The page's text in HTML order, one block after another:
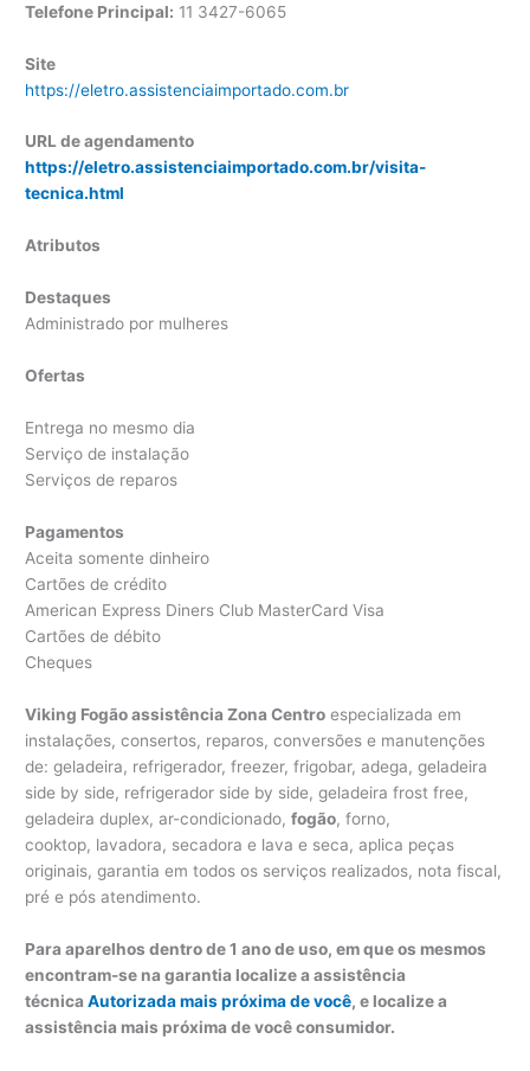
Telefone Principal: 11 3427-6065
Site
https://eletro.assistenciaimportado.com.br
URL de agendamento
https://eletro.assistenciaimportado.com.br/visita-
tecnica.html
Atributos
Destaques
Administrado por mulheres
Ofertas
Entrega no mesmo dia
Serviço de instalação
Serviços de reparos
Pagamentos
Aceita somente dinheiro
Cartões de crédito
American Express Diners Club MasterCard Visa
Cartões de débito
Cheques
Viking Fogão assistência Zona Centro especializada em
instalações, consertos, reparos, conversões e manutenções
de: geladeira, refrigerador, freezer, frigobar, adega, geladeira
side by side, refrigerador side by side, geladeira frost free,
geladeira duplex, ar-condicionado,fogão, forno,
cooktop, lavadora, secadora e lava e seca, aplica peças
originais, garantia em todos os serviços realizados, nota fiscal,
pré e pós atendimento.
Para aparelhos dentro de 1 ano de uso, em que os mesmos
encontram-se na garantia localize a assistência
técnicaAutorizada mais próxima de você, e localize a
assistência mais próxima de você consumidor.